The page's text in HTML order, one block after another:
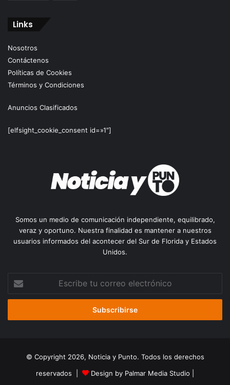
Links
Nosotros
Contáctenos
Políticas de Cookies
Términos y Condiciones
Anuncios Clasificados
[elfsight_cookie_consent id=»1″]
Somos un medio de comunicación independiente, equilibrado,
veraz y oportuno. Nuestra finalidad es mantener a nuestros
usuarios informados del acontecer del Sur de Florida y Estados
Unidos.
correo
© Copyright 2026, Noticia y Punto. Todos los derechos
reservados |
Design by Palmar Media Studio